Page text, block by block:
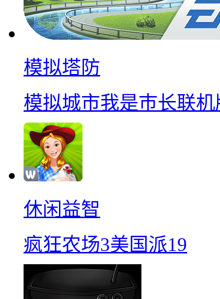
模拟塔防
模拟城市我是巿长联机
休闲益智
疯狂农场3美国派19